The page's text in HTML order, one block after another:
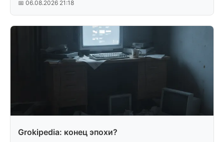
📅 06.08.2026 21:18
Grokipedia: конец эпохи?